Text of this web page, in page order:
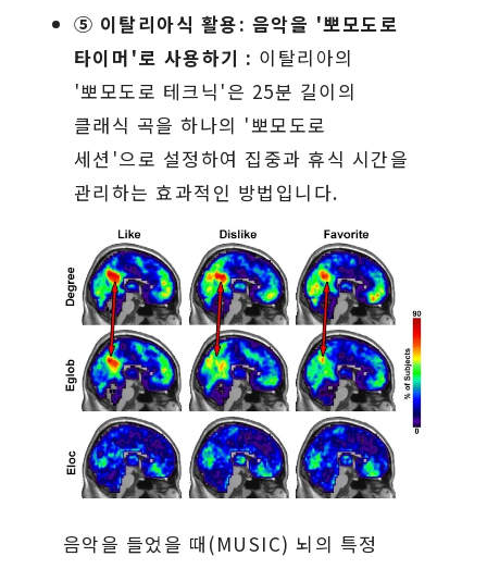
⑤ 이탈리아식 활용: 음악을 '뽀모도로
타이머'로 사용하기 : 이탈리아의
'뽀모도로 테크닉'은 25분 길이의
클래식 곡을 하나의 '뽀모도로
세션'으로 설정하여 집중과 휴식 시간을
관리하는 효과적인 방법입니다.
음악을 들었을 때(MUSIC) 뇌의 특정